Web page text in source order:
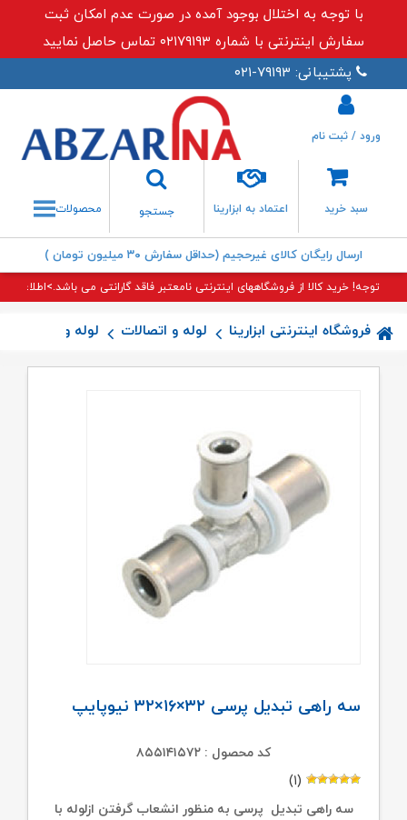
با توجه به اختلال بوجود آمده در صورت عدم امکان ثبت
سفارش اینترنتی با شماره ۰۲۱۷۹۱۹۳ تماس حاصل نمایید
پشتیبانی: ۷۹۱۹۳-۰۲۱
سبد خرید اعتماد به ابزارینا
جستجو
جستجو
ورود / ثبت نام
محصولات
ارسال رایگان کالای غیرحجیم (حداقل سفارش ۳۰ میلیون تومان )
توجه! خرید کالا از فروشگاههای اینترنتی نامعتبر فاقد گارانتی می باشد.>اطلاعات
فروشگاه اینترنتی ابزارینا لوله و اتصالات لوله و اتصالات
سه راهی تبدیل پرسی ۳۲×۱۶×۳۲ نیوپایپ
کد محصول : ۸۵۵۱۴۱۵۷۲
(۱)
سه راهی تبدیل پرسی به منظور انشعاب گرفتن ازلوله با